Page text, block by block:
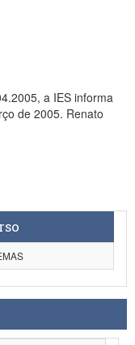
a IES informa
de 2005. Renato